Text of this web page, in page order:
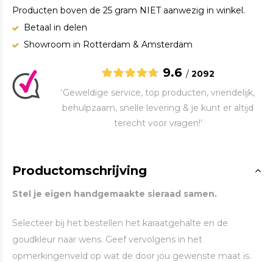
Producten boven de 25 gram NIET aanwezig in winkel.
Betaal in delen
Showroom in Rotterdam & Amsterdam
9.6 / 2092
‘Geweldige service, top producten, vriendelijk,
behulpzaam, snelle levering & je kunt er altijd
terecht voor vragen!’
Productomschrijving
Stel je eigen handgemaakte sieraad samen.
Selecteer bij het bestellen het karaatgehalte en de
goudkleur naar wens. Geef vervolgens in het
opmerkingenveld op wat de door jou gewenste maat is.